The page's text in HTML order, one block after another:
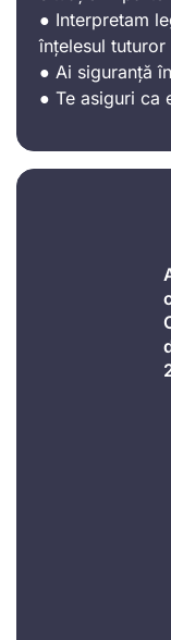
● Interpretam
înțelesul tuturor
● Ai siguranță
● Te asiguri ca